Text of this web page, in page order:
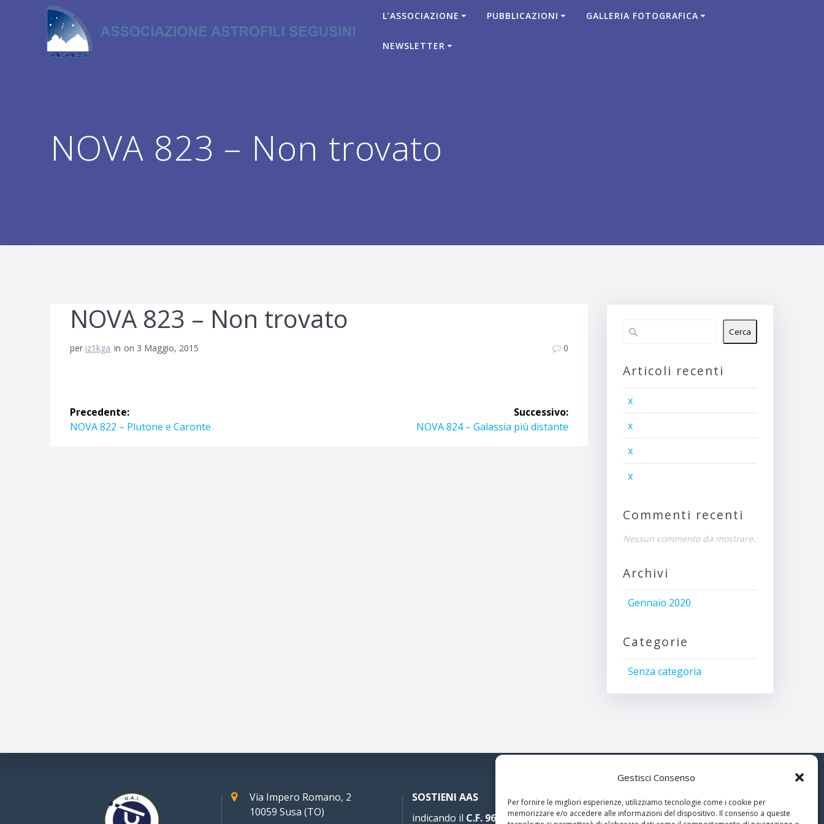
Gestisci Consenso
Per fornire le migliori esperienze, utilizziamo tecnologie come i cookie per
memorizzare e/o accedere alle informazioni del dispositivo. Il consenso a queste
L’ASSOCIAZIONE PUBBLICAZIONI GALLERIA FOTOGRAFICA
NEWSLETTER
NOVA 823 – Non trovato
NOVA 823 – Non trovato
per iz1kga in on 3 Maggio, 2015 0
Navigazione
articoli
Precedente:
Articolo
NOVA 822 – Plutone e Caronte
Successivo:
Articolo
NOVA 824 – Galassia più distante
Cerca
Articoli recenti
x
x
x
x
Commenti recenti
Nessun commento da mostrare.
Archivi
Gennaio 2020
Categorie
Senza categoria
Via Impero Romano, 2
10059 Susa (TO)
SOSTIENI AAS
indicando il C.F. 96020930010nella
© 2026 Associazione Astrofili
Segusini